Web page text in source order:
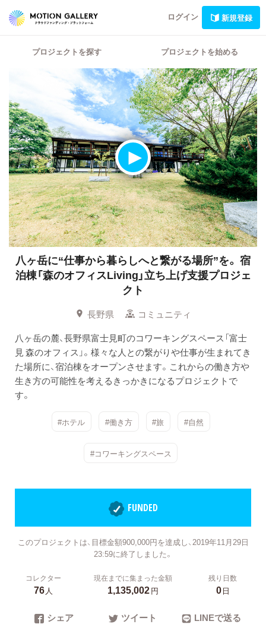
ログイン 新規登録
プロジェクトを探す プロジェクトを始める
八ヶ岳に“仕事から暮らしへと繋がる場所”を。 宿
泊棟「森のオフィスLiving」立ち上げ支援プロジェ
クト
長野県
コミュニティ
八ヶ岳の麓、長野県富士見町のコワーキングスペース「富士
見 森のオフィス」。様々な人との繋がりや仕事が生まれてき
た場所に、宿泊棟をオープンさせます。これからの働き方や
生き方の可能性を考えるきっかきになるプロジェクトで
す。
#ホテル #働き方 #旅 #自然
#コワーキングスペース
FUNDED
このプロジェクトは、目標金額900,000円を達成し、2019年11月29日
23:59に終了しました。
コレクター
76人
現在までに集まった金額
1,135,002円
残り日数
0日
シェア ツイート LINEで送る